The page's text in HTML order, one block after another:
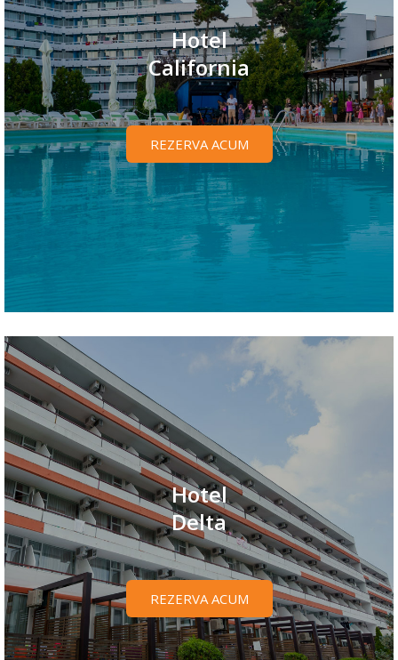
Hotel
California
REZERVA ACUM
Hotel
Delta
REZERVA ACUM